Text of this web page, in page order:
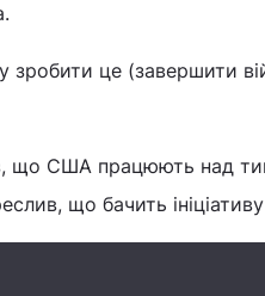
зробити це (завершити
що США працюють над
що бачить